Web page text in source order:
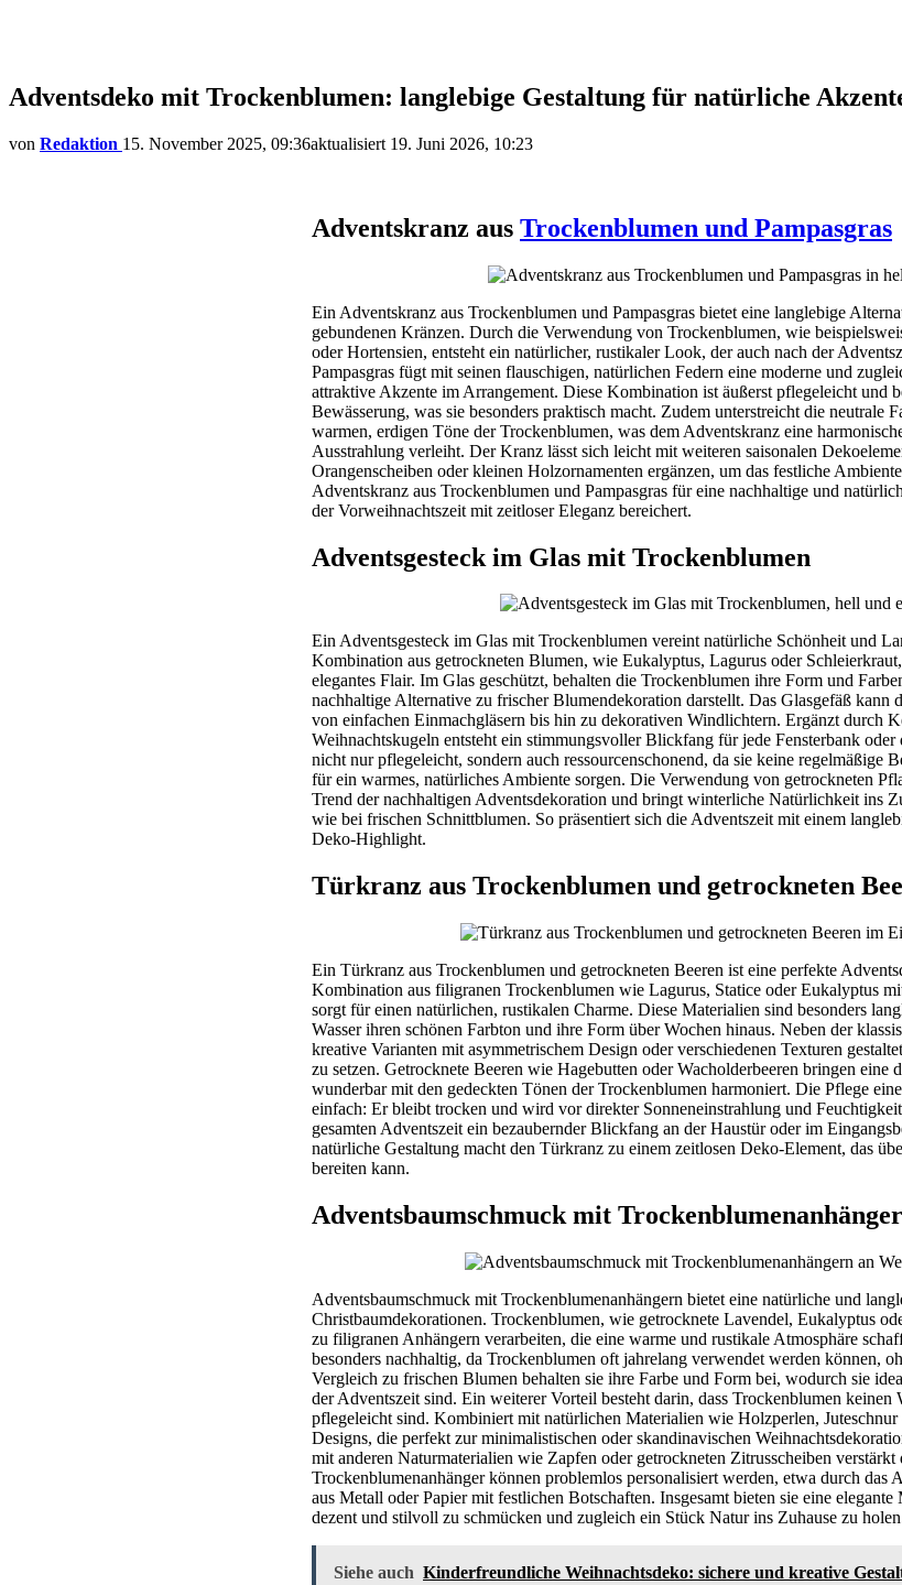
Adventsdeko mit Trockenblumen: langlebige Gestaltung für natürliche
von Redaktion 15. November 2025, 09:36aktualisiert 19. Juni 2026, 10:23
Adventskranz aus Trockenblumen und Pampasgras
Ein Adventskranz aus Trockenblumen und Pampasgras bietet eine langlebige
gebundenen Kränzen. Durch die Verwendung von Trockenblumen, wie
oder Hortensien, entsteht ein natürlicher, rustikaler Look, der auch nach der
Pampasgras fügt mit seinen flauschigen, natürlichen Federn eine moderne und
attraktive Akzente im Arrangement. Diese Kombination ist äußerst pflegeleicht und
Bewässerung, was sie besonders praktisch macht. Zudem unterstreicht die neutrale
warmen, erdigen Töne der Trockenblumen, was dem Adventskranz eine
Ausstrahlung verleiht. Der Kranz lässt sich leicht mit weiteren saisonalen
Orangenscheiben oder kleinen Holzornamenten ergänzen, um das festliche
Adventskranz aus Trockenblumen und Pampasgras für eine nachhaltige und
der Vorweihnachtszeit mit zeitloser Eleganz bereichert.
Adventsgesteck im Glas mit Trockenblumen
Ein Adventsgesteck im Glas mit Trockenblumen vereint natürliche Schönheit und
Kombination aus getrockneten Blumen, wie Eukalyptus, Lagurus oder
elegantes Flair. Im Glas geschützt, behalten die Trockenblumen ihre Form und
nachhaltige Alternative zu frischer Blumendekoration darstellt. Das Glasgefäß kann
von einfachen Einmachgläsern bis hin zu dekorativen Windlichtern. Ergänzt durch
Weihnachtskugeln entsteht ein stimmungsvoller Blickfang für jede Fensterbank
nicht nur pflegeleicht, sondern auch ressourcenschonend, da sie keine regelmäßige
für ein warmes, natürliches Ambiente sorgen. Die Verwendung von getrockneten
Trend der nachhaltigen Adventsdekoration und bringt winterliche Natürlichkeit ins
wie bei frischen Schnittblumen. So präsentiert sich die Adventszeit mit einem
Deko-Highlight.
Türkranz aus Trockenblumen und getrockneten
Ein Türkranz aus Trockenblumen und getrockneten Beeren ist eine perfekte
Kombination aus filigranen Trockenblumen wie Lagurus, Statice oder Eukalyptus
sorgt für einen natürlichen, rustikalen Charme. Diese Materialien sind besonders
Wasser ihren schönen Farbton und ihre Form über Wochen hinaus. Neben der
kreative Varianten mit asymmetrischem Design oder verschiedenen Texturen
zu setzen. Getrocknete Beeren wie Hagebutten oder Wacholderbeeren bringen eine
wunderbar mit den gedeckten Tönen der Trockenblumen harmoniert. Die Pflege
einfach: Er bleibt trocken und wird vor direkter Sonneneinstrahlung und
gesamten Adventszeit ein bezaubernder Blickfang an der Haustür oder im
natürliche Gestaltung macht den Türkranz zu einem zeitlosen Deko-Element, das
bereiten kann.
Adventsbaumschmuck mit
Adventsbaumschmuck mit Trockenblumenanhängern bietet eine natürliche und
Christbaumdekorationen. Trockenblumen, wie getrocknete Lavendel, Eukalyptus
zu filigranen Anhängern verarbeiten, die eine warme und rustikale Atmosphäre
besonders nachhaltig, da Trockenblumen oft jahrelang verwendet werden können,
Vergleich zu frischen Blumen behalten sie ihre Farbe und Form bei, wodurch sie
der Adventszeit sind. Ein weiterer Vorteil besteht darin, dass Trockenblumen keinen
pflegeleicht sind. Kombiniert mit natürlichen Materialien wie Holzperlen,
Designs, die perfekt zur minimalistischen oder skandinavischen
mit anderen Naturmaterialien wie Zapfen oder getrockneten Zitrusscheiben
Trockenblumenanhänger können problemlos personalisiert werden, etwa durch das
aus Metall oder Papier mit festlichen Botschaften. Insgesamt bieten sie eine
dezent und stilvoll zu schmücken und zugleich ein Stück Natur ins Zuhause zu
Siehe auch Kinderfreundliche Weihnachtsdeko: sichere und kreative